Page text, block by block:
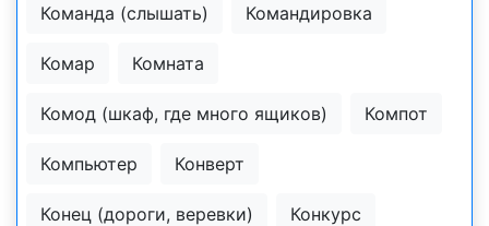
Команда (слышать) Командировка
Комар Комната
Комод (шкаф, где много ящиков) Компот
Компьютер Конверт
Конец (дороги, веревки) Конкурс